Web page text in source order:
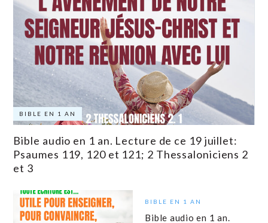
BIBLE EN 1 AN
Bible audio en 1 an. Lecture de ce 19 juillet:
Psaumes 119, 120 et 121; 2 Thessaloniciens 2
et 3
BIBLE EN 1 AN
Bible audio en 1 an.